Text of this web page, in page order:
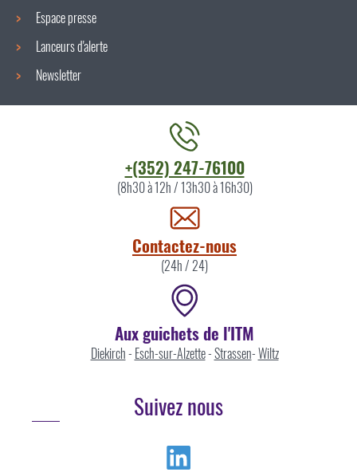
Espace presse
Lanceurs d'alerte
Newsletter
+(352) 247-76100
(8h30 à 12h / 13h30 à 16h30)
Contactez-nous
(24h / 24)
Aux guichets de l'ITM
Diekirch- Esch-sur-Alzette-Strassen-Wiltz
Suivez nous